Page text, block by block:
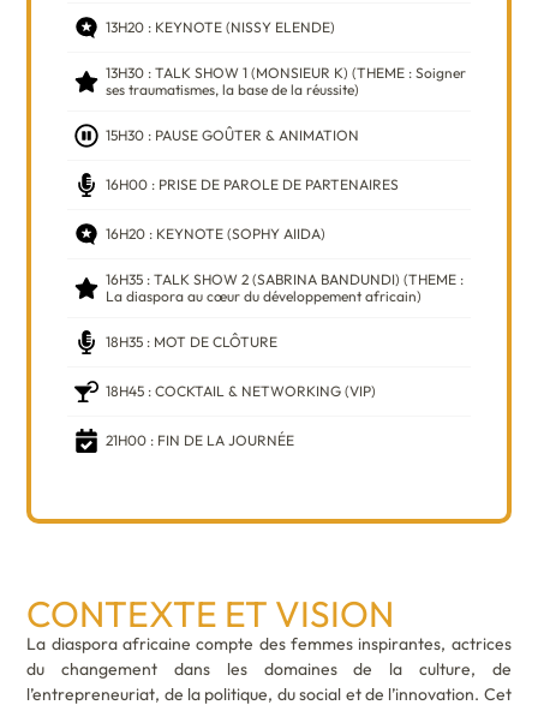
13H20 : KEYNOTE (NISSY ELENDE)
13H30 : TALK SHOW 1 (MONSIEUR K) (THEME : Soigner
ses traumatismes, la base de la réussite)
15H30 : PAUSE GOÛTER & ANIMATION
16H00 : PRISE DE PAROLE DE PARTENAIRES
16H20 : KEYNOTE (SOPHY AIIDA)
16H35 : TALK SHOW 2 (SABRINA BANDUNDI) (THEME :
La diaspora au cœur du développement africain)
18H35 : MOT DE CLÔTURE
18H45 : COCKTAIL & NETWORKING (VIP)
21H00 : FIN DE LA JOURNÉE
CONTEXTE ET VISION
La diaspora africaine compte des femmes inspirantes, actrices
du changement dans les domaines de la culture, de
l’entrepreneuriat, de la politique, du social et de l’innovation. Cet